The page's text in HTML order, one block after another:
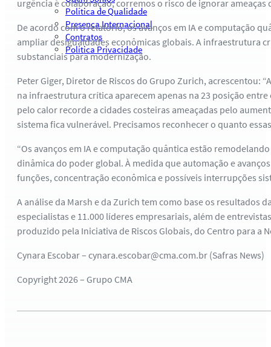
Política de Qualidade
Presença Internacional
Contratos
Política Privacidade
urgência e colaboração, corremos o risco de ignorar
De acordo com o relatório, os avanços em IA e computação
ampliar desigualdades econômicas globais. A infraestrutura
substanciais para modernização.
Peter Giger, Diretor de Riscos do Grupo Zurich, acrescentou:
na infraestrutura crítica aparecem apenas na 23 posição
pelo calor recorde a cidades costeiras ameaçadas pelo
sistema fica vulnerável. Precisamos reconhecer o quanto
“Os avanços em IA e computação quântica estão
dinâmica do poder global. À medida que automação e
funções, concentração econômica e possíveis interrupções
A análise da Marsh e da Zurich tem como base os resultados
especialistas e 11.000 líderes empresariais, além de
produzido pela Iniciativa de Riscos Globais, do Centro para a
Cynara Escobar – cynara.escobar@cma.com.br (Safras News)
Copyright 2026 – Grupo CMA